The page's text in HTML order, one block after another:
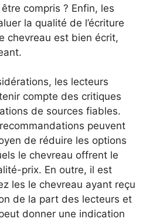
compris ? Enfin, les
la qualité de l’écriture
chevreau est bien écrit,
les lecteurs
compte des critiques
de sources fiables.
peuvent
de réduire les options
le chevreau offrent le
prix. En outre, il est
les le chevreau ayant reçu
de la part des lecteurs et
donner une indication